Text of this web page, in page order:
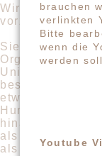
Wir freuen uns
vorzustellen!
Sie ist
Universität
beschäftigt sie
etwa der 4-
Humor und
hinaus bringt
als Verhaltens-
als Coach ein.
brauchen
verlinkten
Bitte
wenn die
werden
Youtube